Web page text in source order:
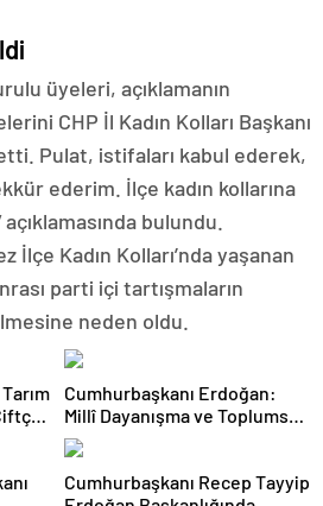
üyeleri, açıklamanın
CHP İl Kadın Kolları Başkanı
Pulat, istifaları kabul ederek,
ederim. İlçe kadın kollarına
bulundu.
İlçe Kadın Kolları’nda yaşanan
parti içi tartışmaların
neden oldu.
Cumhurbaşkanı Erdoğan:
Millî Dayanışma ve Toplumsal
Bütünleşmenin
Güçlendirilmesine Dair Kanun
Teklifi Gazi Meclisimizin
Cumhurbaşkanı Recep Tayyip